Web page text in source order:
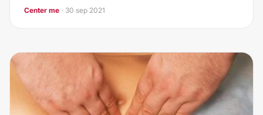
Center me · 30 sep 2021